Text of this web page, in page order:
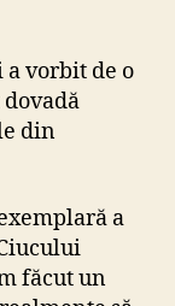
vorbit de o
din
a
făcut un